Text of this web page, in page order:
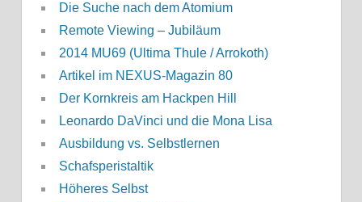
Die Suche nach dem Atomium
Remote Viewing – Jubiläum
2014 MU69 (Ultima Thule / Arrokoth)
Artikel im NEXUS-Magazin 80
Der Kornkreis am Hackpen Hill
Leonardo DaVinci und die Mona Lisa
Ausbildung vs. Selbstlernen
Schafsperistaltik
Höheres Selbst